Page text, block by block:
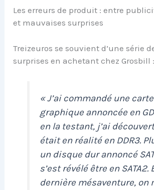
Les erreurs de produit : entre
et mauvaises surprises
Treizeuros se souvient d’une série
surprises en achetant chez Grosbill :
« J’ai commandé une carte
graphique annoncée en
en la testant, j’ai
était en réalité en DDR3.
un disque dur annoncé
s’est révélé être en SATA2.
dernière mésaventure, on